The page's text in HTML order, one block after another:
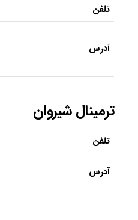
تلفن
آدرس
ترمینال شیروان
تلفن
آدرس